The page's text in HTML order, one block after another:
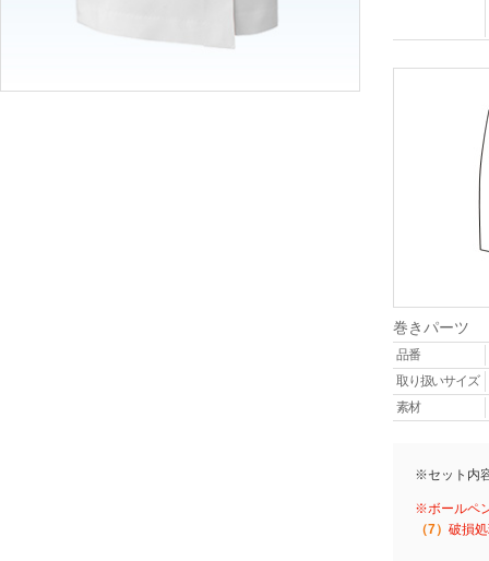
巻きパーツ
品番
取り扱いサイズ
素材
※セット内
※ボールペ
（7） 破損